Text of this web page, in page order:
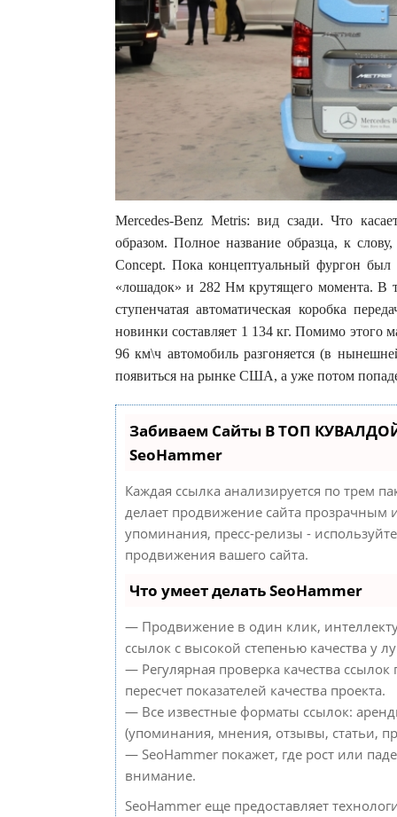
Mercedes-Benz Мetris: вид сзади. Что
образом. Полное название образца, к
Concept. Пока концептуальный фургон
«лошадок» и 282 Нм крутящего момента. В
ступенчатая автоматическая коробка
новинки составляет 1 134 кг. Помимо этого
96 км\ч автомобиль разгоняется (в
появиться на рынке США, а уже потом
Забиваем Сайты В ТОП
SeoHammer
Каждая ссылка анализируется по трем
делает продвижение сайта прозрачным
упоминания, пресс-релизы -
продвижения вашего сайта.
Что умеет делать SeoHammer
— Продвижение в один клик,
ссылок с высокой степенью качества у
— Регулярная проверка качества
пересчет показателей качества проекта.
— Все известные форматы ссылок:
(упоминания, мнения, отзывы, статьи,
— SeoHammer покажет, где рост или
внимание.
SeoHammer еще предоставляет